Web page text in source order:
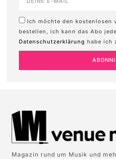
Ich möchte den kostenlosen
bestellen, ich kann das Abo
Datenschutzerklärung habe ich
Magazin rund um Musik und